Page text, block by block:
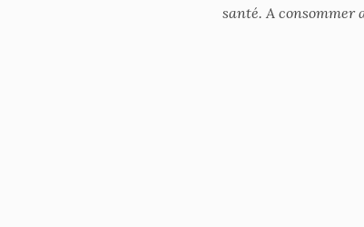
santé. A consommer